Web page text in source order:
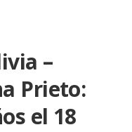
–
Prieto:
el 18